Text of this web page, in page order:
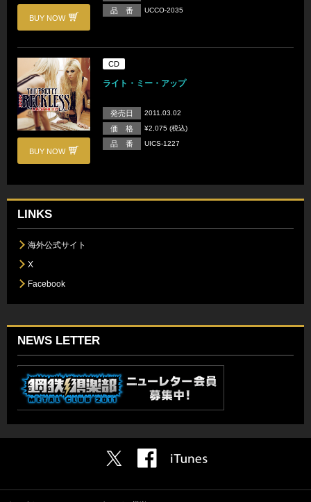
BUY NOW
品 番 UCCO-2035
BUY NOW
CD
ライト・ミー・アップ
発売日 2011.03.02
価 格 ¥2,075 (税込)
品 番 UICS-1227
LINKS
海外公式サイト
X
Facebook
NEWS LETTER